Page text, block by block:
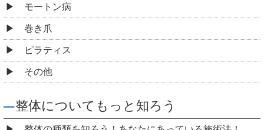
モートン病
巻き爪
ピラティス
その他
整体についてもっと知ろう